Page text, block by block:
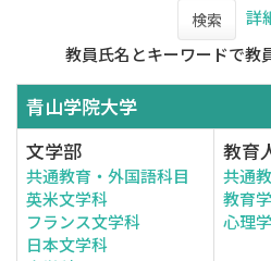
検索
詳
教員氏名とキーワードで教
青山学院大学
文学部
共通教育・外国語科目
英米文学科
フランス文学科
日本文学科
教育
共通
教育
心理